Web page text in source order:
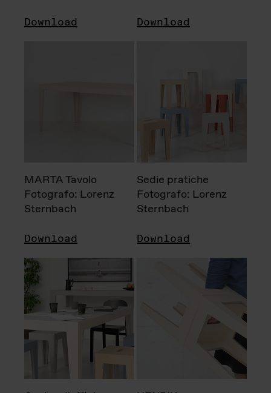
Download Download
MARTA Tavolo
Fotografo: Lorenz
Sternbach
Download
Sedie pratiche
Fotografo: Lorenz
Sternbach
Download